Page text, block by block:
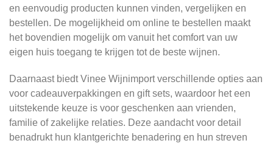
en eenvoudig producten kunnen vinden, vergelijken en
bestellen. De mogelijkheid om online te bestellen maakt
het bovendien mogelijk om vanuit het comfort van uw
eigen huis toegang te krijgen tot de beste wijnen.
Daarnaast biedt Vinee Wijnimport verschillende opties aan
voor cadeauverpakkingen en gift sets, waardoor het een
uitstekende keuze is voor geschenken aan vrienden,
familie of zakelijke relaties. Deze aandacht voor detail
benadrukt hun klantgerichte benadering en hun streven